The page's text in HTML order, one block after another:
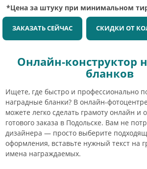
*Цена за штуку при минимальном
ЗАКАЗАТЬ СЕЙЧАС СКИДКИ ОТ
Онлайн-конструктор
бланков
Ищете, где быстро и профессионально
наградные бланки? В онлайн-
можете легко сделать грамоту онлайн и
готового заказа в Подольске. Вам не
дизайнера — просто выберите
оформления, вставьте нужный текст на
имена награждаемых.